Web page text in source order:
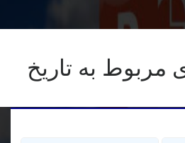
مربوط به تاریخ